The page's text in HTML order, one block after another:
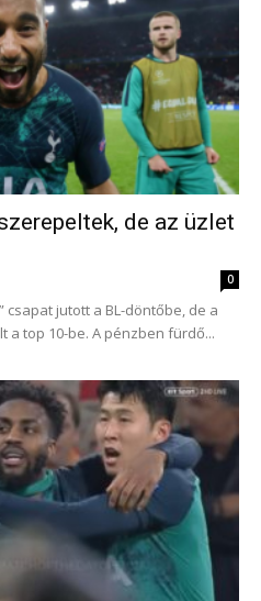
de az üzlet
0
csapat jutott a BL-döntőbe, de a
a top 10-be. A pénzben fürdő...